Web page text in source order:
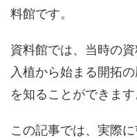
料館です。
資料館では、当時の
入植から始まる開拓
を知ることができます
この記事では、実際